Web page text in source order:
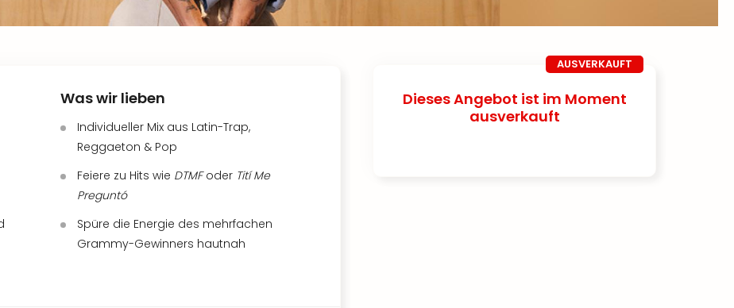
AUSVERKAUFT
Dieses Angebot ist im Moment
ausverkauft
Was wir lieben
Individueller Mix aus Latin-Trap,
Reggaeton & Pop
Feiere zu Hits wie DTMFoder Tití Me
Preguntó
Spüre die Energie des mehrfachen
Grammy-Gewinners hautnah